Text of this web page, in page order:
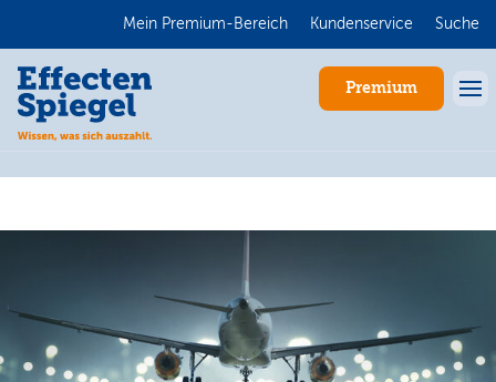
Mein Premium-Bereich Kundenservice Suche
Premium
Anmelden